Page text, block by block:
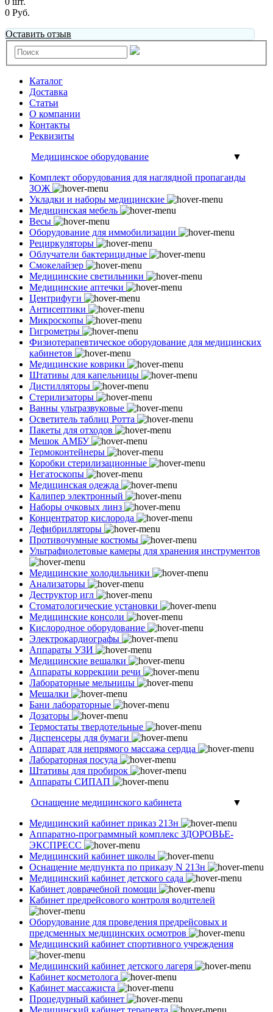
0 Руб.
Оставить отзыв
Каталог
Доставка
Статьи
О компании
Контакты
Реквизиты
Медицинское оборудование
▼
Комплект оборудования для наглядной пропаганды
ЗОЖ
Укладки и наборы медицинские
Медицинская мебель
Весы
Оборудование для иммобилизации
Рециркуляторы
Облучатели бактерицидные
Смокелайзер
Медицинские светильники
Медицинские аптечки
Центрифуги
Антисептики
Микроскопы
Гигрометры
Физиотерапевтическое оборудование для медицинских
кабинетов
Медицинские коврики
Штативы для капельницы
Дистилляторы
Стерилизаторы
Ванны ультразвуковые
Осветитель таблиц Ротта
Пакеты для отходов
Мешок АМБУ
Термоконтейнеры
Коробки стерилизационные
Негатоскопы
Медицинская одежда
Калипер электронный
Наборы очковых линз
Концентратор кислорода
Дефибрилляторы
Противочумные костюмы
Ультрафиолетовые камеры для хранения инструментов
Медицинские холодильники
Анализаторы
Деструктор игл
Стоматологические установки
Медицинские консоли
Кислородное оборудование
Электрокардиографы
Аппараты УЗИ
Медицинские вешалки
Аппараты коррекции речи
Лабораторные мельницы
Мешалки
Бани лабораторные
Дозаторы
Термостаты твердотельные
Диспенсеры для бумаги
Аппарат для непрямого массажа сердца
Лабораторная посуда
Штативы для пробирок
Аппараты СИПАП
Оснащение медицинского кабинета
▼
Медицинский кабинет приказ 213н
Аппаратно-программный комплекс ЗДОРОВЬЕ-
ЭКСПРЕСС
Медицинский кабинет школы
Оснащение медпункта по приказу N 213н
Медицинский кабинет детского сада
Кабинет доврачебной помощи
Кабинет предрейсового контроля водителей
Оборудование для проведения предрейсовых и
предсменных медицинских осмотров
Медицинский кабинет спортивного учреждения
Медицинский кабинет детского лагеря
Кабинет косметолога
Кабинет массажиста
Процедурный кабинет
Медицинский кабинет терапевта